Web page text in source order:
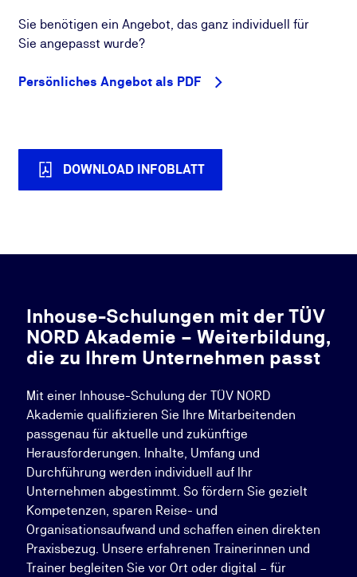
Sie benötigen ein Angebot, das ganz individuell für
Sie angepasst wurde?
Persönliches Angebot als PDF
DOWNLOAD INFOBLATT
Inhouse-Schulungen mit der TÜV
NORD Akademie – Weiterbildung,
die zu Ihrem Unternehmen passt
Mit einer Inhouse-Schulung der TÜV NORD
Akademie qualifizieren Sie Ihre Mitarbeitenden
passgenau für aktuelle und zukünftige
Herausforderungen. Inhalte, Umfang und
Durchführung werden individuell auf Ihr
Unternehmen abgestimmt. So fördern Sie gezielt
Kompetenzen, sparen Reise- und
Organisationsaufwand und schaffen einen direkten
Praxisbezug. Unsere erfahrenen Trainerinnen und
Trainer begleiten Sie vor Ort oder digital – für